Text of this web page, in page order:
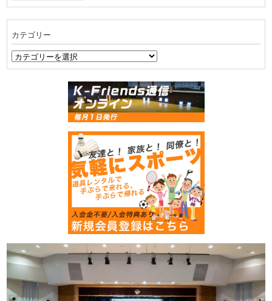
ー
ブ
カテゴリー
カ
テ